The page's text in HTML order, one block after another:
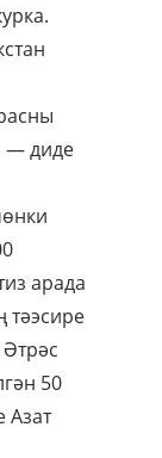
— диде
арада
тәэсире
50
Азат